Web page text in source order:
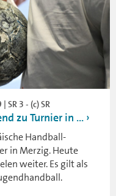
3 - (c) SR
zu Turnier in ...
Handball-
in Merzig. Heute
weiter. Es gilt als